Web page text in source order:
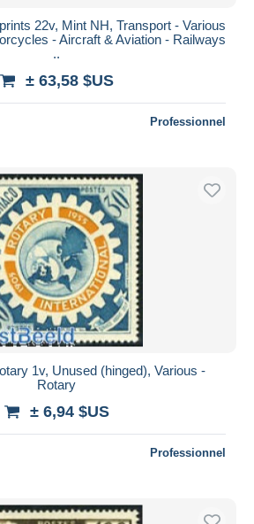
22v, Mint NH, Transport - Various
- Aircraft & Aviation - Railways
..
± 63,58 $US
Professionnel
1v, Unused (hinged), Various -
Rotary
± 6,94 $US
Professionnel